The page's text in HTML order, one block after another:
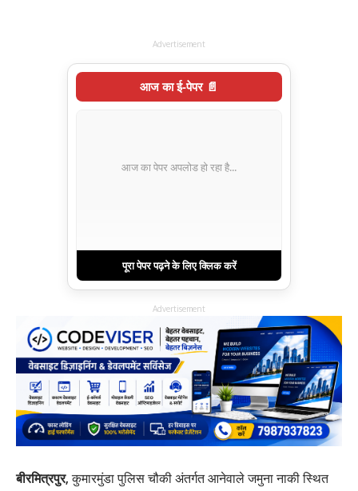
Advertisement
आज का ई-पेपर 📄
आज का पेपर अपलोड हो रहा है...
पूरा पेपर पढ़ने के लिए क्लिक करें
Advertisement
बीरमित्रपुर, कुमारमुंडा पुलिस चौकी अंतर्गत आनेवाले जमुना नाकी स्थित